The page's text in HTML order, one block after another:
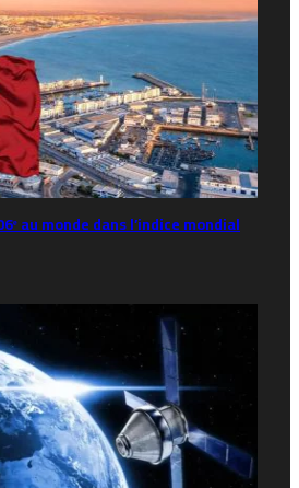
au monde dans l’indice mondial